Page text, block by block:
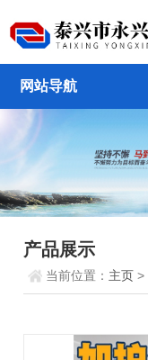
网站导航
产品展示
当前位置： 主页 >